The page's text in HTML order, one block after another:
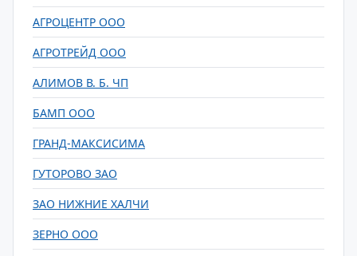
АГРОЦЕНТР ООО
АГРОТРЕЙД ООО
АЛИМОВ В. Б. ЧП
БАМП ООО
ГРАНД-МАКСИСИМА
ГУТОРОВО ЗАО
ЗАО НИЖНИЕ ХАЛЧИ
ЗЕРНО ООО